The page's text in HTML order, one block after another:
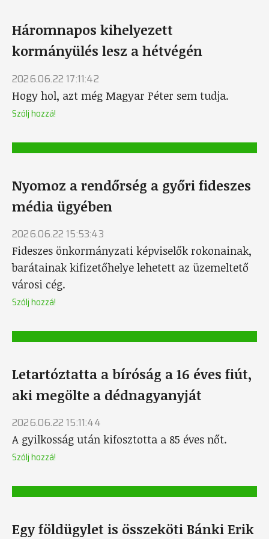
Háromnapos kihelyezett
kormányülés lesz a hétvégén
2026.06.22 17:11:42
Hogy hol, azt még Magyar Péter sem tudja.
Szólj hozzá!
Nyomoz a rendőrség a győri fideszes
média ügyében
2026.06.22 15:53:43
Fideszes önkormányzati képviselők rokonainak,
barátainak kifizetőhelye lehetett az üzemeltető
városi cég.
Szólj hozzá!
Letartóztatta a bíróság a 16 éves fiút,
aki megölte a dédnagyanyját
2026.06.22 15:11:44
A gyilkosság után kifosztotta a 85 éves nőt.
Szólj hozzá!
Egy földügylet is összeköti Bánki Erik